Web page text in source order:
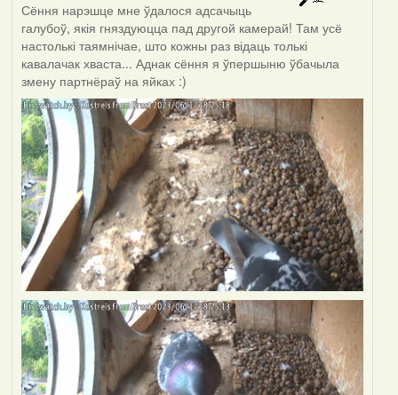
Сёння нарэшце мне ўдалося адсачыць
галубоў, якія гняздуюцца пад другой камерай! Там усё
настолькі таямнічае, што кожны раз відаць толькі
кавалачак хваста... Аднак сёння я ўпершыню ўбачыла
змену партнёраў на яйках :)